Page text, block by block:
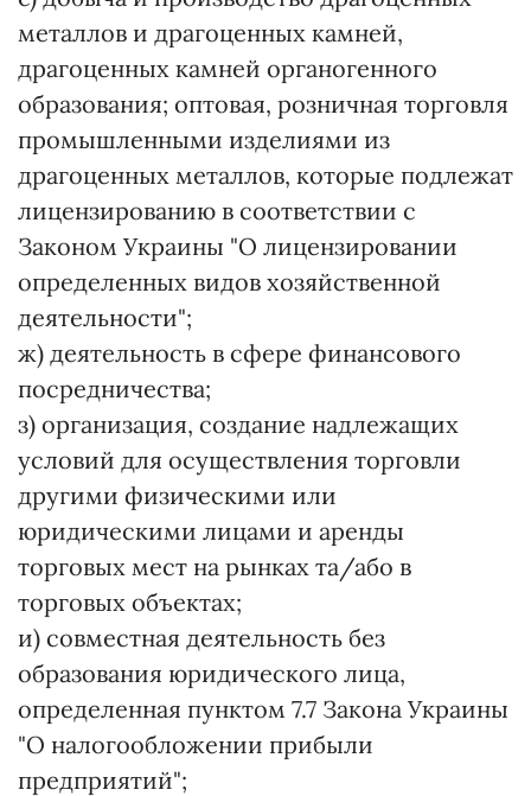
металлов и драгоценных камней,
драгоценных камней органогенного
образования; оптовая, розничная торговля
промышленными изделиями из
драгоценных металлов, которые подлежат
лицензированию в соответствии с
Законом Украины "О лицензировании
определенных видов хозяйственной
деятельности";
ж) деятельность в сфере финансового
посредничества;
з) организация, создание надлежащих
условий для осуществления торговли
другими физическими или
юридическими лицами и аренды
торговых мест на рынках та/або в
торговых объектах;
и) совместная деятельность без
образования юридического лица,
определенная пунктом 7.7 Закона Украины
"О налогообложении прибыли
предприятий";